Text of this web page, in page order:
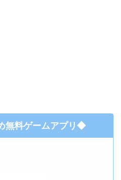
無料ゲームアプリ◆